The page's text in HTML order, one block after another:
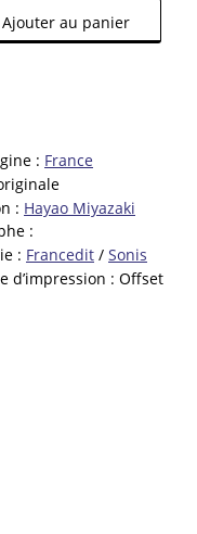
Ajouter au panier
: France
: Hayao Miyazaki
:
: Francedit / Sonis
d’impression : Offset